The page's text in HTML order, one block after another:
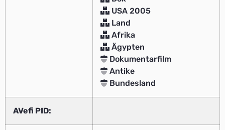
USA 2005
Land
Afrika
Ägypten
Dokumentarfilm
Antike
Bundesland
AVefi PID: